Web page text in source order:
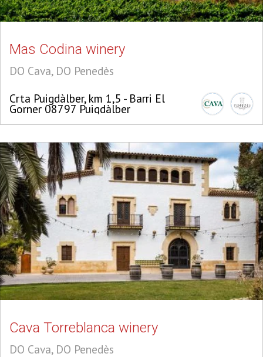
Mas Codina winery
DO Cava, DO Penedès
Crta Puigdàlber, km 1,5 - Barri El
Gorner 08797 Puigdàlber
Cava Torreblanca winery
DO Cava, DO Penedès